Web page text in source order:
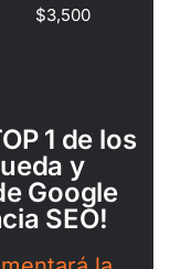
$3,500
1 de los
y
Google
SEO!